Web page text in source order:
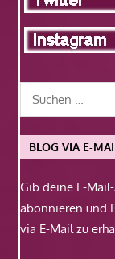
BLOG VIA E-
Gib deine E-
abonnieren und
via E-Mail zu